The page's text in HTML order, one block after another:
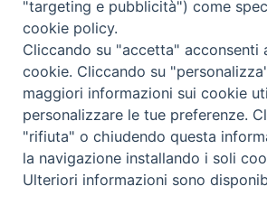
CONTATTI
Piazza Arcivescovado, 1 48121-
tel 0544.541655
curia@diocesiravennacervia.it
Per segnalazioni tecniche e
webmaster@diocesiravennacervia.it
"targeting e pubblicità") come
cookie policy.
Cliccando su "accetta" acconsenti
cookie. Cliccando su
maggiori informazioni sui cookie
personalizzare le tue preferenze.
"rifiuta" o chiudendo questa
la navigazione installando i soli
Ulteriori informazioni sono